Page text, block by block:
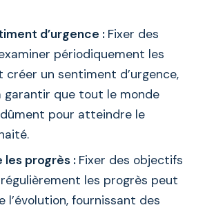
d’urgence : Fixer des
périodiquement les
créer un sentiment d’urgence,
garantir que tout le monde
pour atteindre le
les progrès : Fixer des objectifs
les progrès peut
l’évolution, fournissant des